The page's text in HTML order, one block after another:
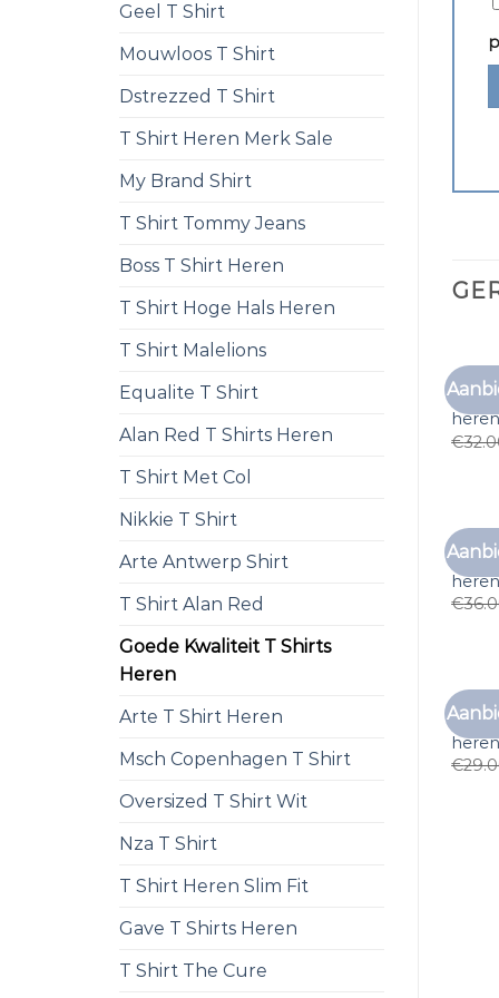
Geel T Shirt
Mouwloos T Shirt
Dstrezzed T Shirt
T Shirt Heren Merk Sale
My Brand Shirt
T Shirt Tommy Jeans
Boss T Shirt Heren
T Shirt Hoge Hals Heren
T Shirt Malelions
Equalite T Shirt
Alan Red T Shirts Heren
T Shirt Met Col
Nikkie T Shirt
Arte Antwerp Shirt
T Shirt Alan Red
Goede Kwaliteit T Shirts
Heren
Arte T Shirt Heren
Msch Copenhagen T Shirt
Oversized T Shirt Wit
Nza T Shirt
T Shirt Heren Slim Fit
Gave T Shirts Heren
T Shirt The Cure
€
€
€